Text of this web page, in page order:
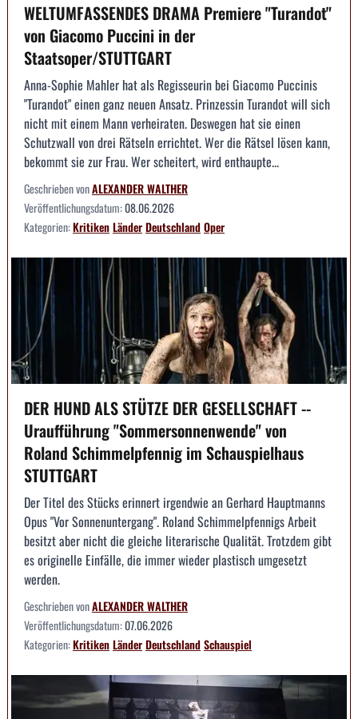
WELTUMFASSENDES DRAMA Premiere "Turandot"
von Giacomo Puccini in der
Staatsoper/STUTTGART
Anna-Sophie Mahler hat als Regisseurin bei Giacomo Puccinis
"Turandot" einen ganz neuen Ansatz. Prinzessin Turandot will sich
nicht mit einem Mann verheiraten. Deswegen hat sie einen
Schutzwall von drei Rätseln errichtet. Wer die Rätsel lösen kann,
bekommt sie zur Frau. Wer scheitert, wird enthaupte...
Geschrieben vonALEXANDER WALTHER
Veröffentlichungsdatum:08.06.2026
Kategorien:KritikenLänderDeutschlandOper
DER HUND ALS STÜTZE DER GESELLSCHAFT --
Uraufführung "Sommersonnenwende" von
Roland Schimmelpfennig im Schauspielhaus
STUTTGART
Der Titel des Stücks erinnert irgendwie an Gerhard Hauptmanns
Opus "Vor Sonnenuntergang". Roland Schimmelpfennigs Arbeit
besitzt aber nicht die gleiche literarische Qualität. Trotzdem gibt
es originelle Einfälle, die immer wieder plastisch umgesetzt
werden.
Geschrieben vonALEXANDER WALTHER
Veröffentlichungsdatum:07.06.2026
Kategorien:KritikenLänderDeutschlandSchauspiel